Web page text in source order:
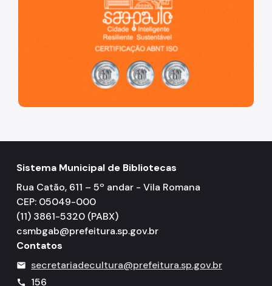
Sistema Municipal de Bibliotecas
Rua Catão, 611 – 5º andar - Vila Romana
CEP: 05049-000
(11) 3861-5320 (PABX)
csmbgab@prefeitura.sp.gov.br
Contatos
mail secretariadecultura@prefeitura.sp.gov.br
call 156